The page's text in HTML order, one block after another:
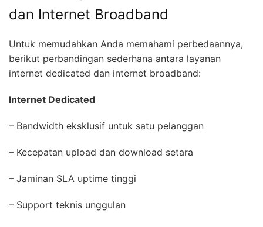
dan Internet Broadband
Untuk memudahkan Anda memahami perbedaannya,
berikut perbandingan sederhana antara layanan
internet dedicated dan internet broadband:
Internet Dedicated
– Bandwidth eksklusif untuk satu pelanggan
– Kecepatan upload dan download setara
– Jaminan SLA uptime tinggi
– Support teknis unggulan